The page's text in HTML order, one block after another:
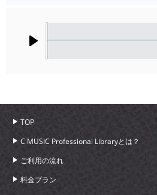
TOP
C MUSIC Professional Libraryとは？
ご利用の流れ
料金プラン